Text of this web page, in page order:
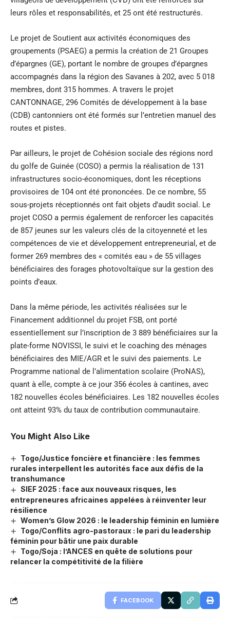
leurs rôles et responsabilités, et 25 ont été restructurés.
Le projet de Soutient aux activités économiques des
groupements (PSAEG) a permis la création de 21 Groupes
d’épargnes (GE), portant le nombre de groupes d’épargnes
accompagnés dans la région des Savanes à 202, avec 5 018
membres, dont 315 hommes. A travers le projet
CANTONNAGE, 296 Comités de développement à la base
(CDB) cantonniers ont été formés sur l’entretien manuel des
routes et pistes.
Par ailleurs, le projet de Cohésion sociale des régions nord
du golfe de Guinée (COSO) a permis la réalisation de 131
infrastructures socio-économiques, dont les réceptions
provisoires de 104 ont été prononcées. De ce nombre, 55
sous-projets réceptionnés ont fait objets d’audit social. Le
projet COSO a permis également de renforcer les capacités
de 857 jeunes sur les valeurs clés de la citoyenneté et les
compétences de vie et développement entrepreneurial, et de
former 269 membres des « comités eau » de 55 villages
bénéficiaires des forages photovoltaïque sur la gestion des
points d’eaux.
Dans la même période, les activités réalisées sur le
Financement additionnel du projet FSB, ont porté
essentiellement sur l’inscription de 3 889 bénéficiaires sur la
plate-forme NOVISSI, le suivi et le coaching des ménages
bénéficiaires des MIE/AGR et le suivi des paiements. Le
Programme national de l’alimentation scolaire (ProNAS),
quant à elle, compte à ce jour 356 écoles à cantines, avec
182 nouvelles écoles bénéficiaires. Les 182 nouvelles écoles
ont atteint 93% du taux de contribution communautaire.
You Might Also Like
Togo/Justice foncière et financière : les femmes
rurales interpellent les autorités face aux défis de la
transhumance
SIEF 2025 : face aux nouveaux risques, les
entrepreneures africaines appelées à réinventer leur
résilience
Women’s Glow 2026 : le leadership féminin en lumière
Togo/Conflits agro-pastoraux : le pari du leadership
féminin pour bâtir une paix durable
Togo/Soja : l’ANCES en quête de solutions pour
relancer la compétitivité de la filière
FACEBOOK